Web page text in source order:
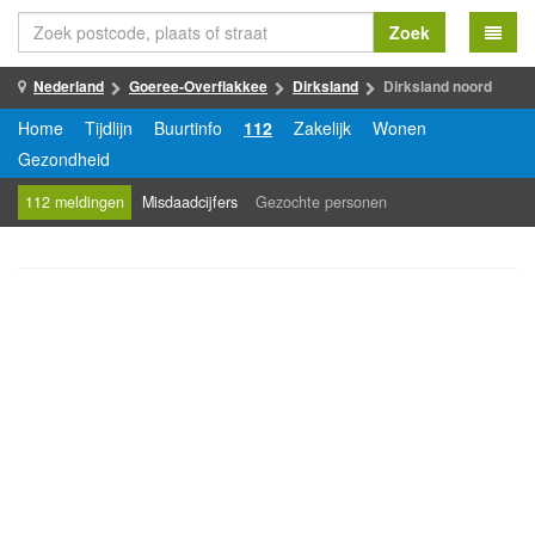
Zoek
Nederland Goeree-Overflakkee Dirksland Dirksland noord
Home Tijdlijn Buurtinfo 112 Zakelijk
Wonen
Gezondheid
112 meldingen Misdaadcijfers Gezochte personen